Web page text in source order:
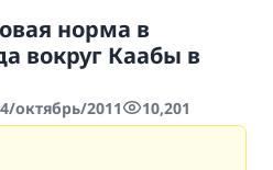
норма в
вокруг Каабы в
октябрь/2011 10,201